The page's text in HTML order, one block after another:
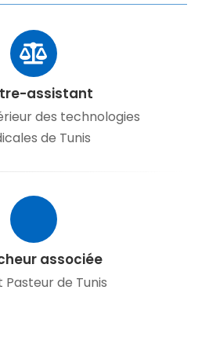
assistant
des technologies
de Tunis
associée
Pasteur de Tunis